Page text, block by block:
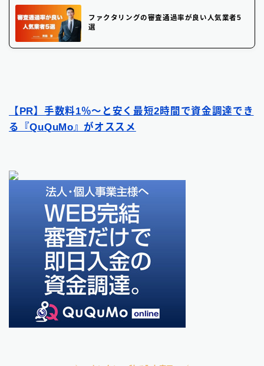
ファクタリングの審査通過率が良い人気業者5
選
【PR】手数料1％〜と安く最短2時間で資金調達でき
る『QuQuMo』がオススメ